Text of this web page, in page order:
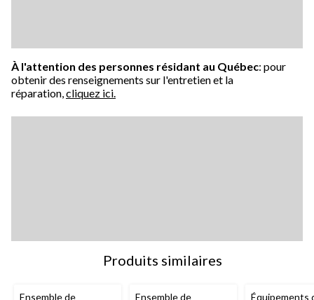
À l'attention des personnes résidant au Québec: pour
obtenir des renseignements sur l'entretien et la
réparation,cliquez ici.
Produits similaires
Ensemble de Ensemble de Équipements